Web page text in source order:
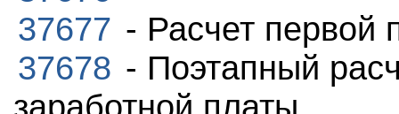
37677 - Расчет первой
37678 - Поэтапный